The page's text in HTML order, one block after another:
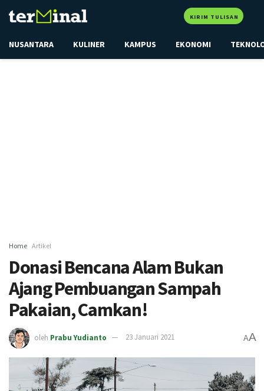
KIRIM TULISAN
NUSANTARA KULINER KAMPUS EKONOMI
Home Artikel
Donasi Bencana Alam Bukan
Ajang Pembuangan Sampah
Pakaian, Camkan!
oleh Prabu Yudianto 23 Januari 2021 AA